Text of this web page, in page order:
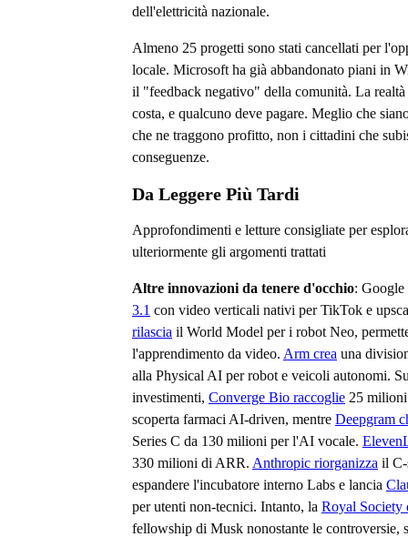
dell'elettricità nazionale.
Almeno 25 progetti sono stati cancellati per
locale. Microsoft ha già abbandonato piani in
il "feedback negativo" della comunità. La
costa, e qualcuno deve pagare. Meglio che
che ne traggono profitto, non i cittadini che
conseguenze.
Da Leggere Più Tardi
Approfondimenti e letture consigliate per
ulteriormente gli argomenti trattati
Altre innovazioni da tenere d'occhio:
3.1 con video verticali nativi per TikTok e
rilascia il World Model per i robot Neo,
l'apprendimento da video. Arm crea una
alla Physical AI per robot e veicoli autonomi.
investimenti, Converge Bio raccoglie 25
scoperta farmaci AI-driven, mentre Deepgram
Series C da 130 milioni per l'AI vocale.
330 milioni di ARR. Anthropic riorganizza il C-
espandere l'incubatore interno Labs e lancia
per utenti non-tecnici. Intanto, la Royal Society
fellowship di Musk nonostante le controversie,